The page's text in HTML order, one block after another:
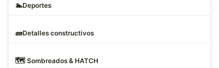
🏊Deportes
🧱Detalles constructivos
🗺️ Sombreados & HATCH